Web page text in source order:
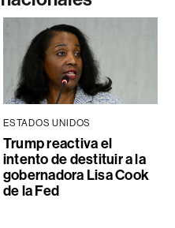
ESTADOS UNIDOS
Trump reactiva el
intento de destituir a la
gobernadora Lisa Cook
de la Fed